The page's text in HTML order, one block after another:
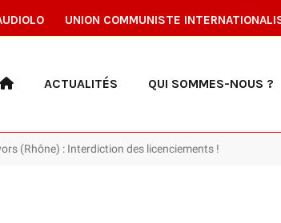
UNION COMMUNISTE
ACTUALITÉS QUI SOMMES-NOUS ?
(Rhône) : Interdiction des licenciements !